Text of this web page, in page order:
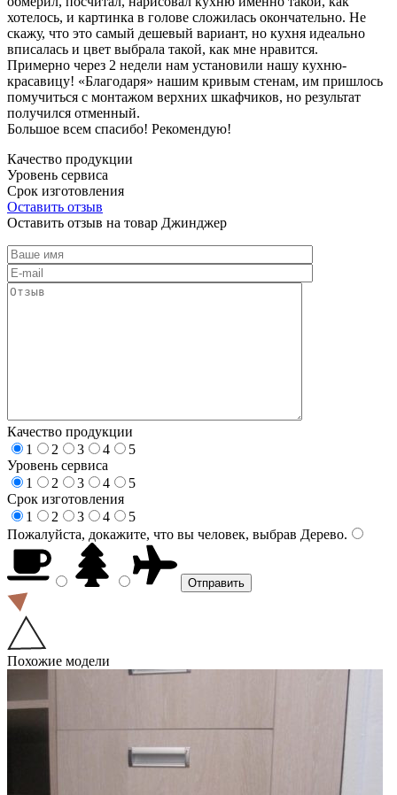
хотелось, и картинка в голове сложилась окончательно. Не
скажу, что это самый дешевый вариант, но кухня идеально
вписалась и цвет выбрала такой, как мне нравится.
Примерно через 2 недели нам установили нашу кухню-
красавицу! «Благодаря» нашим кривым стенам, им пришлось
помучиться с монтажом верхних шкафчиков, но результат
получился отменный.
Большое всем спасибо! Рекомендую!
Качество продукции
Уровень сервиса
Срок изготовления
Оставить отзыв
Оставить отзыв на товар Джинджер
Качество продукции
1
2 3 4
5
Уровень сервиса
1
2 3 4
5
Срок изготовления
1
2 3 4
5
Пожалуйста, докажите, что вы человек, выбрав Дерево.
Похожие модели